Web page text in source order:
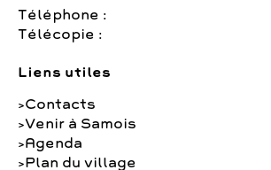
Téléphone :
Télécopie :
Liens utiles
Contacts
Venir à Samois
Agenda
Plan du village